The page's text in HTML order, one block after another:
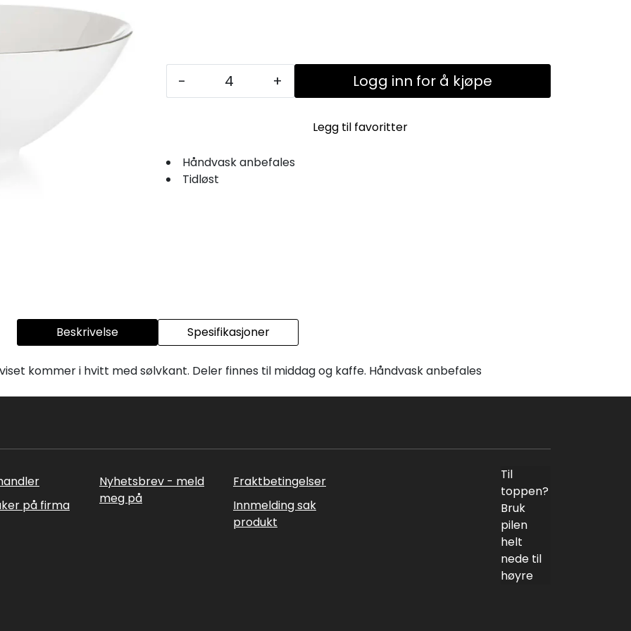
- + Logg inn for å kjøpe
Legg til favoritter
Håndvask anbefales
Tidløst
Beskrivelse Spesifikasjoner
kommer i hvitt med sølvkant. Deler finnes til middag og kaffe. Håndvask anbefales
på firma
Nyhetsbrev - meld
meg på
Fraktbetingelser
Innmelding sak
produkt
Til
toppen?
Bruk
pilen
helt
nede til
høyre